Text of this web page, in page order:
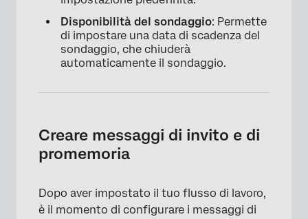
Disponibilità del sondaggio: Permette
di impostare una data di scadenza del
sondaggio, che chiuderà
automaticamente il sondaggio.
Creare messaggi di invito e di
promemoria
Dopo aver impostato il tuo flusso di lavoro,
è il momento di configurare i messaggi di